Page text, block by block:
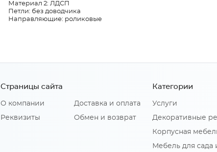
Материал 2: ЛДСП
Петли: без доводчика
Направляющие: роликовые
Страницы сайта
О компании
Реквизиты
Доставка и оплата
Обмен и возврат
Категории
Услуги
Декоративные
Корпусная
Мебель для сада